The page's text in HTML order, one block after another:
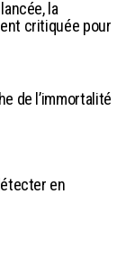
la
critiquée pour
de l’immortalité
en